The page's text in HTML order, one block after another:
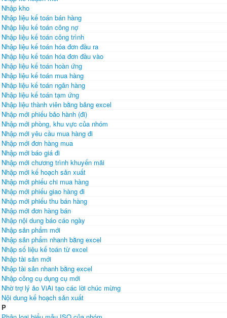
Nhập kho
Nhập liệu kế toán bán hàng
Nhập liệu kế toán công nợ
Nhập liệu kế toán công trình
Nhập liệu kế toán hóa đơn đầu ra
Nhập liệu kế toán hóa đơn đầu vào
Nhập liệu kế toán hoàn ứng
Nhập liệu kế toán mua hàng
Nhập liệu kế toán ngân hàng
Nhập liệu kế toán tạm ứng
Nhập liệu thành viên bằng bảng excel
Nhập mới phiếu bảo hành (đi)
Nhập mới phòng, khu vực của nhóm
Nhập mới yêu cầu mua hàng đi
Nhập mới đơn hàng mua
Nhập mới báo giá đi
Nhập mới chương trình khuyến mãi
Nhập mới kế hoạch sản xuất
Nhập mới phiếu chi mua hàng
Nhập mới phiếu giao hàng đi
Nhập mới phiếu thu bán hàng
Nhập mới đơn hàng bán
Nhập nội dung báo cáo ngày
Nhập sản phẩm mới
Nhập sản phẩm nhanh bằng excel
Nhập số liệu kế toán từ excel
Nhập tài sản mới
Nhập tài sản nhanh bằng excel
Nhập công cụ dụng cụ mới
Nhờ trợ lý ảo ViAi tạo các lời chúc mừng
Nội dung kế hoạch sản xuất
P